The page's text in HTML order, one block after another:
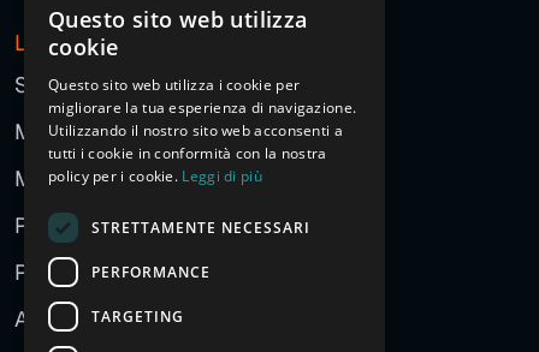
L'AGENZIA
Storia
Manifesto
Metodo
Persone
Partner
Approccio all'AI
ITALIAN
FRENCH
GERMAN
SPANISH
CHINESE (SIMPLIFIED)
Questo sito web utilizza
cookie
Questo sito web utilizza i cookie per
migliorare la tua esperienza di navigazione.
Utilizzando il nostro sito web acconsenti a
tutti i cookie in conformità con la nostra
policy per i cookie. Leggi di più
STRETTAMENTE NECESSARI
PERFORMANCE
TARGETING